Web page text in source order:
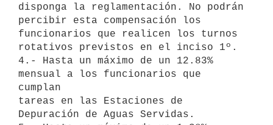
disponga la reglamentación. No podrán
percibir esta compensación los
funcionarios que realicen los turnos
rotativos previstos en el inciso 1º.
4.- Hasta un máximo de un 12.83%
mensual a los funcionarios que
cumplan
tareas en las Estaciones de
Depuración de Aguas Servidas.